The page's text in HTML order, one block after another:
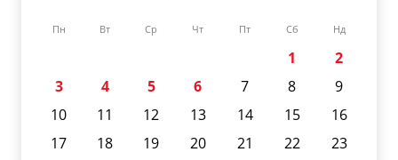
Пн Вт Ср Чт Пт Сб Нд
1
2
3
4 5 6 7 8
9
10
11 12 13 14 15
16
17
18 19 20 21 22
23